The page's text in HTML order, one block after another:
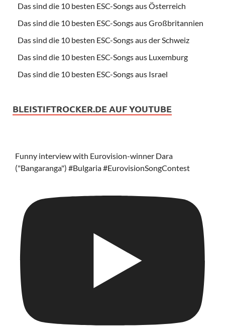
Das sind die 10 besten ESC-Songs aus Österreich
Das sind die 10 besten ESC-Songs aus Großbritannien
Das sind die 10 besten ESC-Songs aus der Schweiz
Das sind die 10 besten ESC-Songs aus Luxemburg
Das sind die 10 besten ESC-Songs aus Israel
BLEISTIFTROCKER.DE AUF YOUTUBE
Funny interview with Eurovision-winner Dara
("Bangaranga") #Bulgaria #EurovisionSongContest